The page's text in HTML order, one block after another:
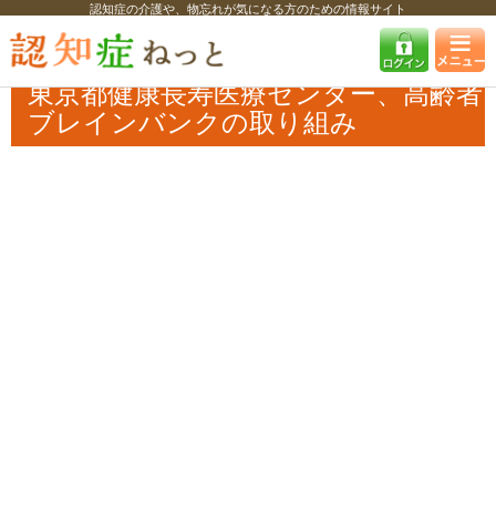
認知症の介護や、物忘れが気になる方のための情報サイト
認知症ねっと 認知症最新ニュース 学術・調査
東京都健康長寿医療セ
ンター、高齢者ブレインバンクの取り組み
東京都健康長寿医療センター、高齢者
ブレインバンクの取り組み